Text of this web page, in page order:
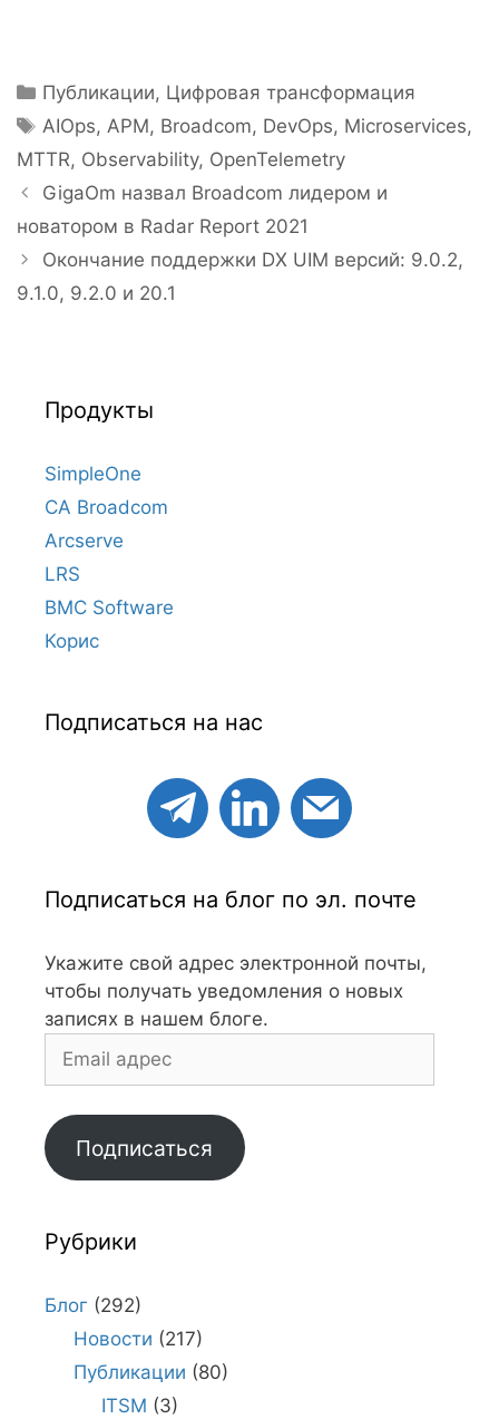
Рубрики
Публикации, Цифровая трансформация
Метки
AIOps,APM, Broadcom, DevOps, Microservices,
MTTR, Observability, OpenTelemetry
Навигация
записи
GigaOm назвал Broadcom лидером и
новатором в Radar Report 2021
Окончание поддержки DX UIM версий: 9.0.2,
9.1.0, 9.2.0 и 20.1
Продукты
SimpleOne
CA Broadcom
Arcserve
LRS
BMC Software
Корис
Подписаться на нас
Подписаться на блог по эл. почте
Укажите свой адрес электронной почты,
чтобы получать уведомления о новых
записях в нашем блоге.
Email
Подписаться
Рубрики
Блог (292)
Новости (217)
Публикации (80)
ITSM (3)